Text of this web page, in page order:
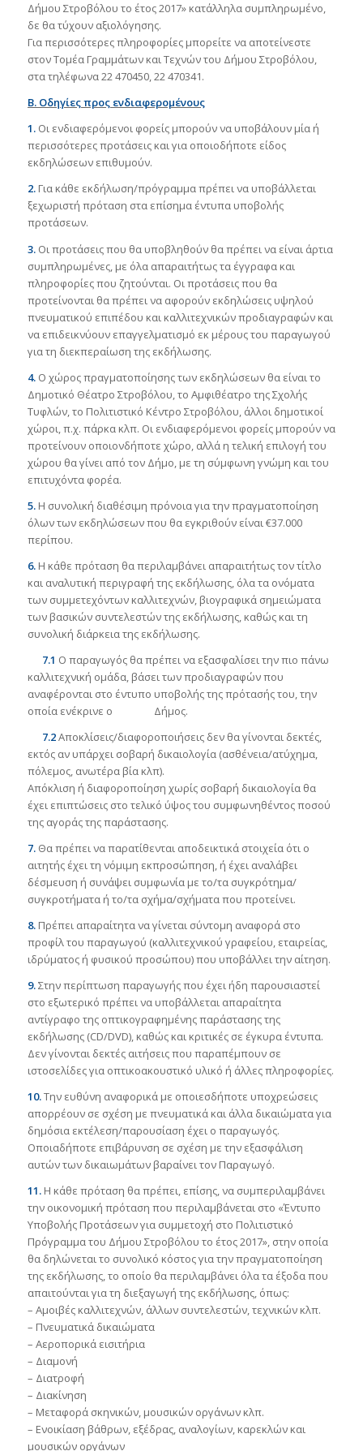
Δήμου Στροβόλου το έτος 2017» κατάλληλα συμπληρωμένο,
δε θα τύχουν αξιολόγησης.
Για περισσότερες πληροφορίες μπορείτε να αποτείνεστε
στον Τομέα Γραμμάτων και Τεχνών του Δήμου Στροβόλου,
στα τηλέφωνα 22 470450, 22 470341.
Β. Οδηγίες προς ενδιαφερομένους
1.Οι ενδιαφερόμενοι φορείς μπορούν να υποβάλουν μία ή
περισσότερες προτάσεις και για οποιοδήποτε είδος
εκδηλώσεων επιθυμούν.
2.Για κάθε εκδήλωση/πρόγραμμα πρέπει να υποβάλλεται
ξεχωριστή πρόταση στα επίσημα έντυπα υποβολής
προτάσεων.
3.Οι προτάσεις που θα υποβληθούν θα πρέπει να είναι άρτια
συμπληρωμένες, με όλα απαραιτήτως τα έγγραφα και
πληροφορίες που ζητούνται. Οι προτάσεις που θα
προτείνονται θα πρέπει να αφορούν εκδηλώσεις υψηλού
πνευματικού επιπέδου και καλλιτεχνικών προδιαγραφών και
να επιδεικνύουν επαγγελματισμό εκ μέρους του παραγωγού
για τη διεκπεραίωση της εκδήλωσης.
4.Ο χώρος πραγματοποίησης των εκδηλώσεων θα είναι το
Δημοτικό Θέατρο Στροβόλου, το Αμφιθέατρο της Σχολής
Τυφλών, το Πολιτιστικό Κέντρο Στροβόλου, άλλοι δημοτικοί
χώροι, π.χ. πάρκα κλπ. Οι ενδιαφερόμενοι φορείς μπορούν να
προτείνουν οποιονδήποτε χώρο, αλλά η τελική επιλογή του
χώρου θα γίνει από τον Δήμο, με τη σύμφωνη γνώμη και του
επιτυχόντα φορέα.
5.Η συνολική διαθέσιμη πρόνοια για την πραγματοποίηση
όλων των εκδηλώσεων που θα εγκριθούν είναι €37.000
περίπου.
6.Η κάθε πρόταση θα περιλαμβάνει απαραιτήτως τον τίτλο
και αναλυτική περιγραφή της εκδήλωσης, όλα τα ονόματα
των συμμετεχόντων καλλιτεχνών, βιογραφικά σημειώματα
των βασικών συντελεστών της εκδήλωσης, καθώς και τη
συνολική διάρκεια της εκδήλωσης.
7.1 Ο παραγωγός θα πρέπει να εξασφαλίσει την πιο πάνω
καλλιτεχνική ομάδα, βάσει των προδιαγραφών που
αναφέρονται στο έντυπο υποβολής της πρότασής του, την
οποία ενέκρινε ο Δήμος.
7.2Αποκλίσεις/διαφοροποιήσεις δεν θα γίνονται δεκτές,
εκτός αν υπάρχει σοβαρή δικαιολογία (ασθένεια/ατύχημα,
πόλεμος, ανωτέρα βία κλπ).
Απόκλιση ή διαφοροποίηση χωρίς σοβαρή δικαιολογία θα
έχει επιπτώσεις στο τελικό ύψος του συμφωνηθέντος ποσού
της αγοράς της παράστασης.
7.Θα πρέπει να παρατίθενται αποδεικτικά στοιχεία ότι ο
αιτητής έχει τη νόμιμη εκπροσώπηση, ή έχει αναλάβει
δέσμευση ή συνάψει συμφωνία με το/τα συγκρότημα/
συγκροτήματα ή το/τα σχήμα/σχήματα που προτείνει.
8.Πρέπει απαραίτητα να γίνεται σύντομη αναφορά στο
προφίλ του παραγωγού (καλλιτεχνικού γραφείου, εταιρείας,
ιδρύματος ή φυσικού προσώπου) που υποβάλλει την αίτηση.
9.Στην περίπτωση παραγωγής που έχει ήδη παρουσιαστεί
στο εξωτερικό πρέπει να υποβάλλεται απαραίτητα
αντίγραφο της οπτικογραφημένης παράστασης της
εκδήλωσης (CD/DVD), καθώς και κριτικές σε έγκυρα έντυπα.
Δεν γίνονται δεκτές αιτήσεις που παραπέμπουν σε
ιστοσελίδες για οπτικοακουστικό υλικό ή άλλες πληροφορίες.
10.Την ευθύνη αναφορικά με οποιεσδήποτε υποχρεώσεις
απορρέουν σε σχέση με πνευματικά και άλλα δικαιώματα για
δημόσια εκτέλεση/παρουσίαση έχει ο παραγωγός.
Οποιαδήποτε επιβάρυνση σε σχέση με την εξασφάλιση
αυτών των δικαιωμάτων βαραίνει τον Παραγωγό.
11.Η κάθε πρόταση θα πρέπει, επίσης, να συμπεριλαμβάνει
την οικονομική πρόταση που περιλαμβάνεται στο «Έντυπο
Υποβολής Προτάσεων για συμμετοχή στο Πολιτιστικό
Πρόγραμμα του Δήμου Στροβόλου το έτος 2017», στην οποία
θα δηλώνεται το συνολικό κόστος για την πραγματοποίηση
της εκδήλωσης, το οποίο θα περιλαμβάνει όλα τα έξοδα που
απαιτούνται για τη διεξαγωγή της εκδήλωσης, όπως:
– Αμοιβές καλλιτεχνών, άλλων συντελεστών, τεχνικών κλπ.
– Πνευματικά δικαιώματα
– Αεροπορικά εισιτήρια
– Διαμονή
– Διατροφή
– Διακίνηση
– Μεταφορά σκηνικών, μουσικών οργάνων κλπ.
– Ενοικίαση βάθρων, εξέδρας, αναλογίων, καρεκλών και
μουσικών οργάνων